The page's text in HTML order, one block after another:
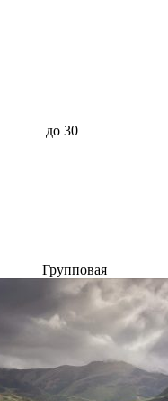
до 30
Групповая